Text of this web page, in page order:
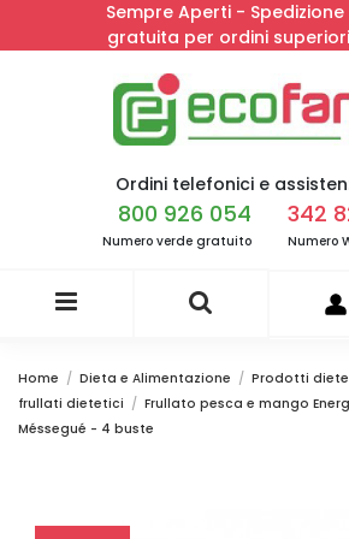
Sempre Aperti -
gratuita per ordini
Ordini telefonici e
800 926 054
Numero verde gratuito
342
Numero
Home Dieta e Alimentazione Prodotti
frullati dietetici
Frullato pesca e mango
Méssegué - 4 buste